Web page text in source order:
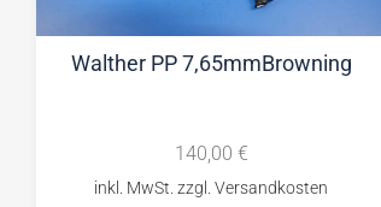
Walther PP 7,65mmBrowning
140,00 €